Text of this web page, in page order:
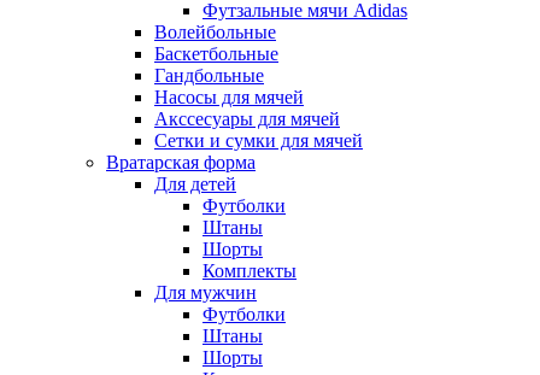
Футзальные мячи Adidas
Волейбольные
Баскетбольные
Гандбольные
Насосы для мячей
Акссесуары для мячей
Сетки и сумки для мячей
Вратарская форма
Для детей
Футболки
Штаны
Шорты
Комплекты
Для мужчин
Футболки
Штаны
Шорты